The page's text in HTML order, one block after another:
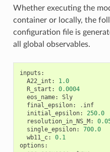
Whether executing the
container or locally, the
configuration file is
all global observables.
inputs :
A22_int :
1.0
R_start :
0.0004
eos_name:
Sly
final_epsilon: . inf
initial_epsilon:
250.0
resolution_in_NS_M:
single_epsilon:
700.0
wb11_c:
0.1
options :